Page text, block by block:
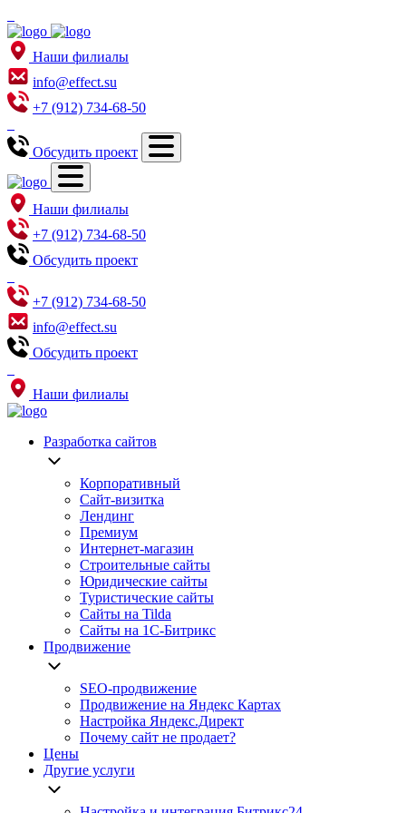
Наши филиалы
info@effect.su
+7 (912) 734-68-50
Обсудить проект
Наши филиалы
+7 (912) 734-68-50
Обсудить проект
+7 (912) 734-68-50
info@effect.su
Обсудить проект
Наши филиалы
Разработка сайтов
Корпоративный
Сайт-визитка
Лендинг
Премиум
Интернет-магазин
Строительные сайты
Юридические сайты
Туристические сайты
Сайты на Tilda
Сайты на 1С-Битрикс
Продвижение
SEO-продвижение
Продвижение на Яндекс Картах
Настройка Яндекс.Директ
Почему сайт не продает?
Цены
Другие услуги